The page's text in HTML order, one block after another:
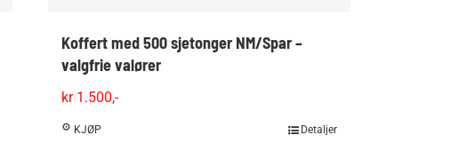
Koffert med 500 sjetonger NM/Spar –
valgfrie valører
kr1.500,-
KJØP Detaljer